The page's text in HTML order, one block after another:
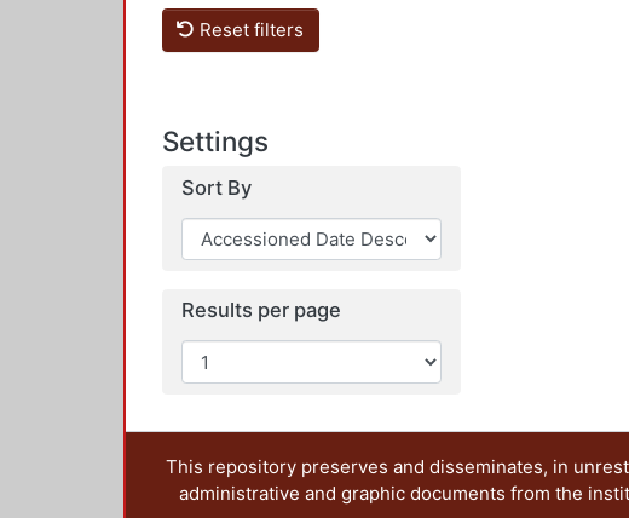
Reset filters
Settings
Sort By
Results per page
This repository preserves and disseminates, in
administrative and graphic documents from the